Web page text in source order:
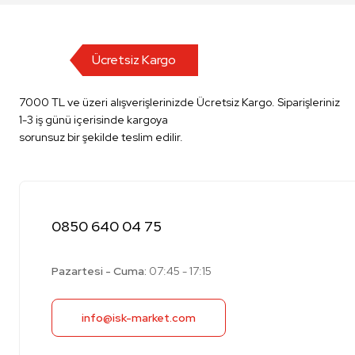
Ücretsiz Kargo
7000 TL ve üzeri alışverişlerinizde Ücretsiz Kargo. Siparişleriniz
1-3 iş günü içerisinde kargoya
sorunsuz bir şekilde teslim edilir.
0850 640 04 75
Pazartesi - Cuma: 07:45 - 17:15
info@isk-market.com